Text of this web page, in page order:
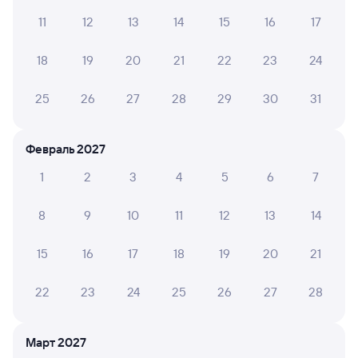
Онлайн-покупка за 4 минуты
Онлайн-возврат билетов без очереди в кассу
Выбор любимых мест на схемах вагонов
покупке
СМС-сопровождение до посадки в поезд
К сожалению вагон был грязный очень, за все время
11 12 13 14 15 16 17
18 19 20 21 22 23 24
25 26 27 28 29 30 31
Февраль 2027
1
2 3 4 5 6 7
8 9 10 11 12 13 14
15 16 17 18 19 20 21
22 23 24 25 26 27 28
Март 2027